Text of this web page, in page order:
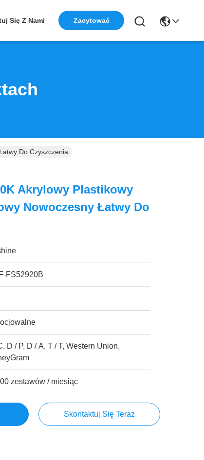
Się Z Nami Zacytować
Do Czyszczenia
Akrylowy Plastikowy
Nowoczesny Łatwy Do
FS52920B
D / P, D / A, T / T, Western Union,
zestawów / miesiąc
Skontaktuj Się Teraz